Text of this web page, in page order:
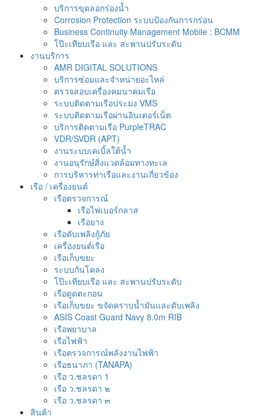
บริการขุดลอกร่องน้ำ
Corrosion Protection ระบบป้องกันการกร่อน
Business Continuity Management Mobile : BCMM
โป๊ะเทียบเรือ และ สะพานปรับระดับ
งานบริการ
AMR DIGITAL SOLUTIONS
บริการซ่อมและจำหน่ายอะไหล่
ตรวจสอบเครื่องคมนาคมเรือ
ระบบติดตามเรือประมง VMS
ระบบติดตามเรือผ่านอินเตอร์เน็ต
บริการติดตามเรือ PurpleTRAC
VDR/SVDR (APT)
งานระบบเคเบิ้ลใต้น้ำ
งานอนุรักษ์สิ่งแวดล้อมทางทะเล
การบริหารท่าเรือและงานเกี่ยวข้อง
เรือ / เครื่องยนต์
เรือตรวจการณ์
เรือไฟเบอร์กลาส
เรือยาง
เรือดับเพลิงกู้ภัย
เครื่องยนต์เรือ
เรือเก็บขยะ
ระบบกันโคลง
โป๊ะเทียบเรือ และ สะพานปรับระดับ
เรือดูดตะกอน
เรือเก็บขยะ ขจัดคราบน้ำมันและดับเพลิง
ASIS Coast Guard Navy 8.0m RIB
เรือพยาบาล
เรือไฟฟ้า
เรือตรวจการณ์พลังงานไฟฟ้า
เรือธนาภา (TANAPA)
เรือ ว.ชลรดา 1
เรือ ว.ชลรดา ๒
เรือ ว.ชลรดา ๓
สินค้า